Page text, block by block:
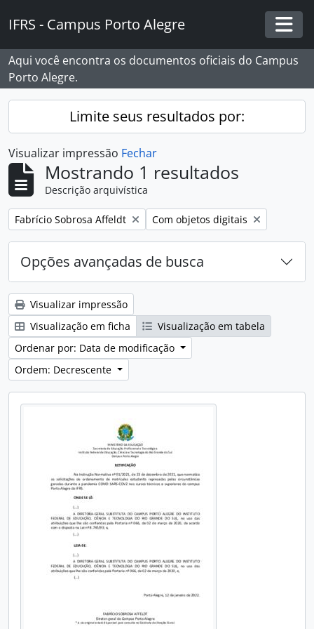
IFRS - Campus Porto Alegre
Aqui você encontra os documentos oficiais do Campus
Porto Alegre.
Limite seus resultados por:
Visualizar impressão Fechar
Mostrando 1 resultados
Descrição arquivística
Remover filtro:
Fabrício Sobrosa Affeldt Remover filtro:
Com objetos digitais
Opções avançadas de busca
Visualizar impressão
Visualização em ficha
Visualização em tabela
Ordenar por: Data de modificação
Ordem: Decrescente